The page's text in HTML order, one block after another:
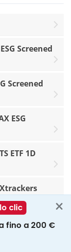
Screened
Screened
ESG
ETF 1D